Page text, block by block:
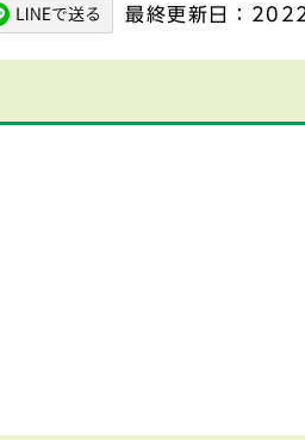
最終更新日：